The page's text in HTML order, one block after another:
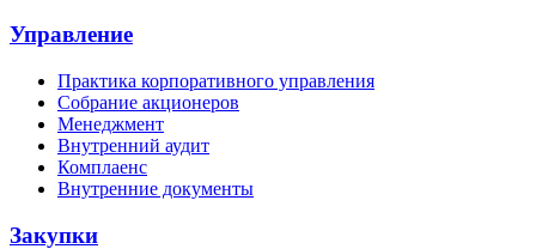
Управление
Практика корпоративного управления
Собрание акционеров
Менеджмент
Внутренний аудит
Комплаенс
Внутренние документы
Закупки